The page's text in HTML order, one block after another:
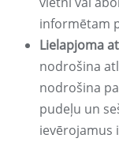
informētam
Lielapjoma
nodrošina
nodrošina
pudeļu un
ievērojamus